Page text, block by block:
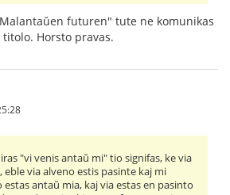
futuren" tute ne komunikas
Horsto pravas.
"vi venis antaŭ mi" tio signifas, ke via
eble via alveno estis pasinte kaj mi
estas antaŭ mia, kaj via estas en pasinto